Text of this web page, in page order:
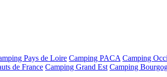
Pays de Loire Camping PACA Camping
de France Camping Grand Est Camping